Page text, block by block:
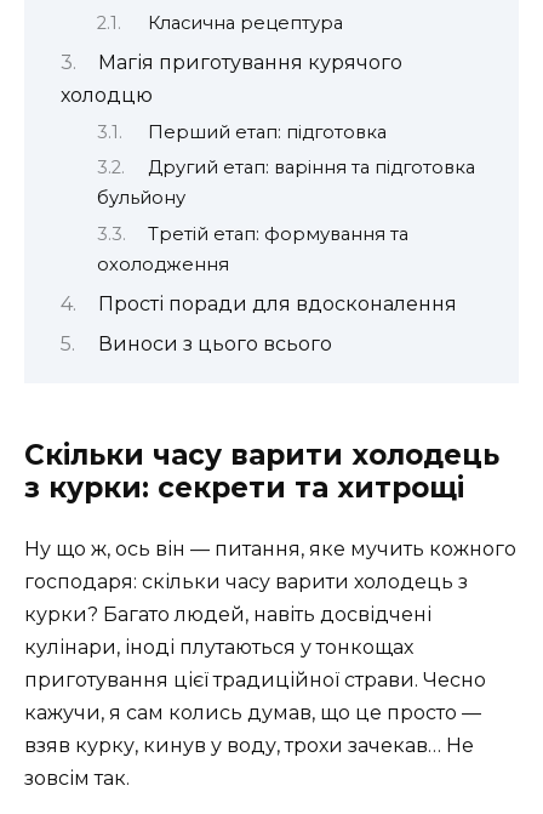
Класична рецептура
Магія приготування курячого
холодцю
Перший етап: підготовка
Другий етап: варіння та підготовка
бульйону
Третій етап: формування та
охолодження
Прості поради для вдосконалення
Виноси з цього всього
Скільки часу варити холодець
з курки: секрети та хитрощі
Ну що ж, ось він — питання, яке мучить кожного
господаря: скільки часу варити холодець з
курки? Багато людей, навіть досвідчені
кулінари, іноді плутаються у тонкощах
приготування цієї традиційної страви. Чесно
кажучи, я сам колись думав, що це просто —
взяв курку, кинув у воду, трохи зачекав… Не
зовсім так.